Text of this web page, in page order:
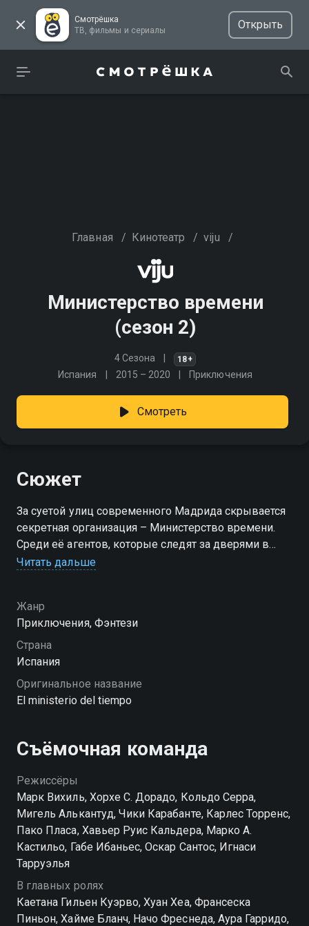
Смотрёшка
ТВ, фильмы и сериалы
Открыть
Главная / Кинотеатр / viju /
Министерство времени
(сезон 2)
4 Сезона 18+
Испания 2015 – 2020 Приключения
Смотреть
Сюжет
За суетой улиц современного Мадрида скрывается
секретная организация – Министерство времени.
Среди её агентов, которые следят за дверями в
прошлое, представители разных эпох: санитар
предстоит путешествовать через столетия, решать
проблемы вселенского масштаба и спасать
историю Испании.
Посмотреть онлайн 2 сезон сериала Министерство
времени вы можете совершенно бесплатно в
хорошем HD качестве на Смотрёшке
Читать дальше
Жанр
Приключения, Фэнтези
Страна
Испания
Оригинальное название
El ministerio del tiempo
Съёмочная команда
Режиссёры
Марк Вихиль, Хорхе С. Дорадо, Кольдо Серра,
Мигель Алькантуд, Чики Карабанте, Карлес Торренс,
Пако Пласа, Хавьер Руис Кальдера, Марко А.
Кастильо, Габе Ибаньес, Оскар Сантос, Игнаси
Тарруэлья
В главных ролях
Каетана Гильен Куэрво, Хуан Хеа, Франсеска
Пиньон, Хайме Бланч, Начо Фреснеда, Аура Гарридо,